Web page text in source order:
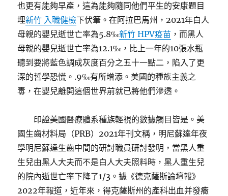
也更有能夠早產，這為能夠隨同他們平生的安康題目
埋新竹 入職健檢下伏筆。在阿拉巴馬州，2021年白人
母親的嬰兒逝世亡率為5.8‰新竹 HPV疫苗 ，而黑人
母親的嬰兒逝世亡率為12.1‰，比上一年的10張水瓶
聽到要將藍色調成灰度百分之五十一點二，陷入了更
深的哲學恐慌。.9‰有所增添。美國的種族主義之
毒，在嬰兒離開這個世界前就已將他們滲透。
印證美國醫療體系種族輕視的數據觸目皆是。美
國生齒材料局（PRB）2021年刊文稱，明尼蘇達年夜
學明尼蘇達生齒中間的研討職員研討發明，當黑人重
生兒由黑人大夫而不是白人大夫照料時，黑人重生兒
的院內逝世亡率下降了1/3。據《德克薩斯論壇報》
2022年報道，近年來，得克薩斯州的產科出血并發癥